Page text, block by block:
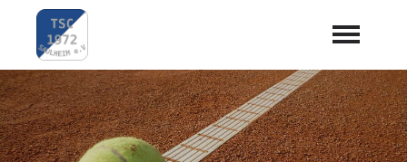
Startseite
Aktuelles